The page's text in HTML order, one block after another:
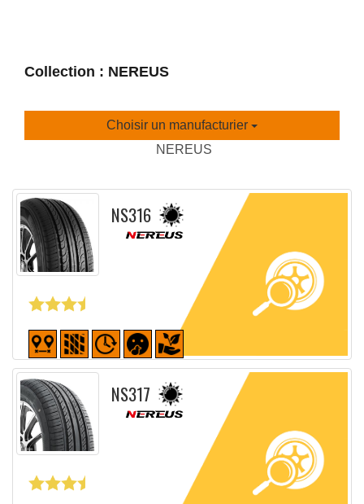
Collection : NEREUS
Choisir un manufacturier
NEREUS
NS316
Fiche détaillée
NS317